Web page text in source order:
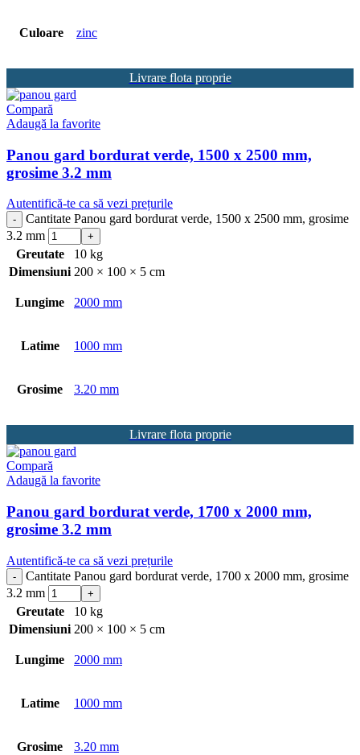
Culoare zinc
Livrare flota proprie
Compară
Adaugă la favorite
Panou gard bordurat verde, 1500 x 2500 mm,
grosime 3.2 mm
Autentifică-te ca să vezi prețurile
Cantitate Panou gard bordurat verde, 1500 x 2500 mm, grosime
3.2 mm
Greutate
10 kg
Dimensiuni 200 × 100 × 5 cm
Lungime 2000 mm
Latime 1000 mm
Grosime 3.20 mm
Livrare flota proprie
Compară
Adaugă la favorite
Panou gard bordurat verde, 1700 x 2000 mm,
grosime 3.2 mm
Autentifică-te ca să vezi prețurile
Cantitate Panou gard bordurat verde, 1700 x 2000 mm, grosime
3.2 mm
Greutate
10 kg
Dimensiuni 200 × 100 × 5 cm
Lungime 2000 mm
Latime 1000 mm
Grosime 3.20 mm